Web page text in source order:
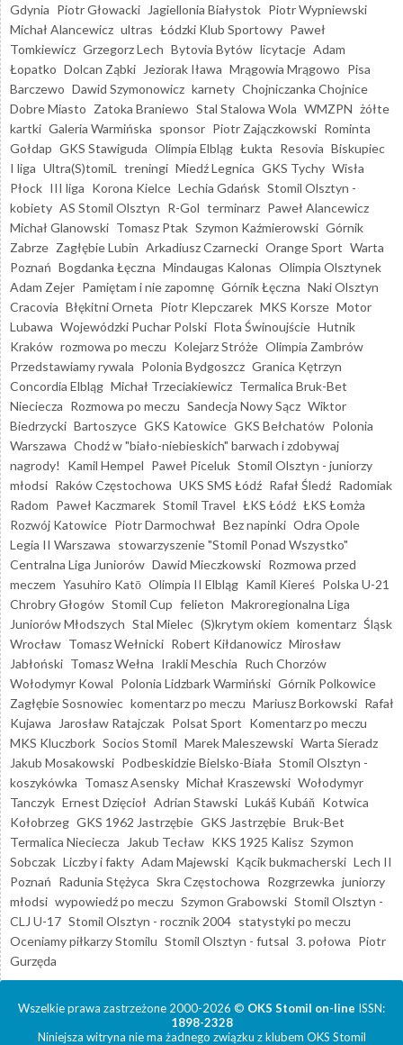
Gdynia Piotr Głowacki Jagiellonia Białystok Piotr Wypniewski
Michał Alancewicz ultras Łódzki Klub Sportowy Paweł
Tomkiewicz Grzegorz Lech Bytovia Bytów licytacje Adam
Łopatko Dolcan Ząbki Jeziorak Iława Mrągowia Mrągowo Pisa
Barczewo Dawid Szymonowicz karnety Chojniczanka Chojnice
Dobre Miasto Zatoka Braniewo Stal Stalowa Wola WMZPN żółte
kartki Galeria Warmińska sponsor Piotr Zajączkowski Rominta
Gołdap GKS Stawiguda Olimpia Elbląg Łukta Resovia Biskupiec
I liga Ultra(S)tomiL treningi Miedź Legnica GKS Tychy Wisła
Płock III liga Korona Kielce Lechia Gdańsk Stomil Olsztyn -
kobiety AS Stomil Olsztyn R-Gol terminarz Paweł Alancewicz
Michał Glanowski Tomasz Ptak Szymon Kaźmierowski Górnik
Zabrze Zagłębie Lubin Arkadiusz Czarnecki Orange Sport Warta
Poznań Bogdanka Łęczna Mindaugas Kalonas Olimpia Olsztynek
Adam Zejer Pamiętam i nie zapomnę Górnik Łęczna Naki Olsztyn
Cracovia Błękitni Orneta Piotr Klepczarek MKS Korsze Motor
Lubawa Wojewódzki Puchar Polski Flota Świnoujście Hutnik
Kraków rozmowa po meczu Kolejarz Stróże Olimpia Zambrów
Przedstawiamy rywala Polonia Bydgoszcz Granica Kętrzyn
Concordia Elbląg Michał Trzeciakiewicz Termalica Bruk-Bet
Nieciecza Rozmowa po meczu Sandecja Nowy Sącz Wiktor
Biedrzycki Bartoszyce GKS Katowice GKS Bełchatów Polonia
Warszawa Chodź w "biało-niebieskich" barwach i zdobywaj
nagrody!
Kamil Hempel Paweł Piceluk Stomil Olsztyn - juniorzy
młodsi Raków Częstochowa UKS SMS Łódź Rafał Śledź Radomiak
Radom Paweł Kaczmarek Stomil Travel ŁKS Łódź ŁKS Łomża
Rozwój Katowice Piotr Darmochwał Bez napinki Odra Opole
Legia II Warszawa stowarzyszenie "Stomil Ponad Wszystko"
Centralna Liga Juniorów Dawid Mieczkowski Rozmowa przed
meczem Yasuhiro Katō Olimpia II Elbląg Kamil Kiereś Polska U-21
Chrobry Głogów Stomil Cup felieton Makroregionalna Liga
Juniorów Młodszych Stal Mielec (S)krytym okiem komentarz Śląsk
Wrocław Tomasz Wełnicki Robert Kiłdanowicz Mirosław
Jabłoński Tomasz Wełna Irakli Meschia Ruch Chorzów
Wołodymyr Kowal Polonia Lidzbark Warmiński Górnik Polkowice
Zagłębie Sosnowiec komentarz po meczu Mariusz Borkowski Rafał
Kujawa
Jarosław Ratajczak Polsat Sport Komentarz po meczu
MKS Kluczbork Socios Stomil Marek Maleszewski Warta Sieradz
Jakub Mosakowski Podbeskidzie Bielsko-Biała Stomil Olsztyn -
koszykówka Tomasz Asensky Michał Kraszewski Wołodymyr
Tanczyk Ernest Dzięcioł Adrian Stawski Lukáš Kubáň Kotwica
Kołobrzeg GKS 1962 Jastrzębie GKS Jastrzębie Bruk-Bet
Termalica Nieciecza
Jakub Tecław KKS 1925 Kalisz Szymon
Sobczak Liczby i fakty Adam Majewski Kącik bukmacherski Lech II
Poznań Radunia Stężyca Skra Częstochowa Rozgrzewka juniorzy
młodsi wypowiedź po meczu Szymon Grabowski Stomil Olsztyn -
CLJ U-17 Stomil Olsztyn - rocznik 2004 statystyki po meczu
Oceniamy piłkarzy Stomilu Stomil Olsztyn - futsal 3. połowa Piotr
Gurzęda
Wszelkie prawa zastrzeżone 2000-2026 © OKS Stomil on-line ISSN:
1898-2328
Niniejsza witryna nie ma żadnego związku z klubem OKS Stomil